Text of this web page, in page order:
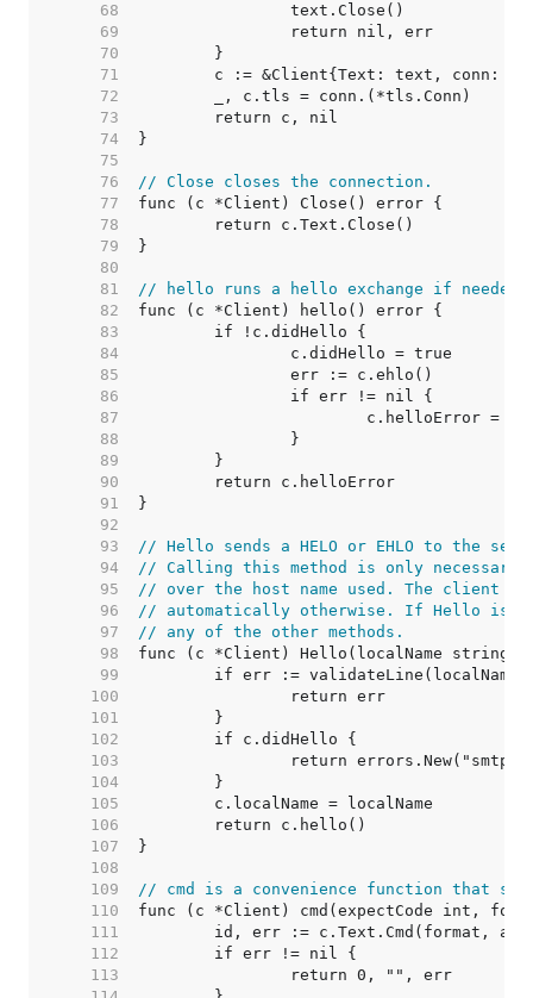
    68
    69
    70
    71
    72
    73
    74
    75
    76
// Close closes the connection.
    77
    78
    79
    80
    81
// hello runs a hello exchange if needed.
    82
    83
    84
    85
    86
    87
    88
    89
    90
    91
    92
    93
// Hello sends a HELO or EHLO to the
    94
// Calling this method is only
    95
// over the host name used. The client
    96
// automatically otherwise. If Hello is
    97
// any of the other methods.
    98
    99
   100
   101
   102
   103
   104
   105
   106
   107
   108
   109
// cmd is a convenience function that
   110
   111
   112
   113